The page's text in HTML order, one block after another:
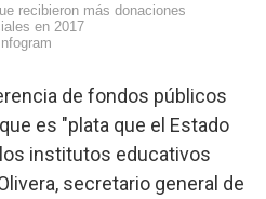
recibieron más donaciones
en 2017
Infogram
de fondos públicos
es "plata que el Estado
institutos educativos
secretario general de